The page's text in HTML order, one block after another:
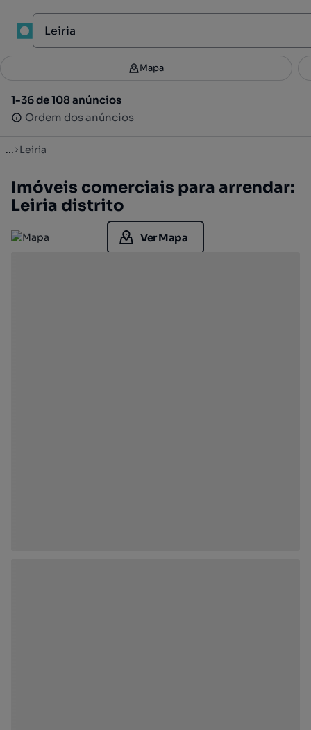
Filtros 3
1-36 de 108 anúncios
Ordem dos anúncios
Mapa
1-36 de 108 anúncios
Ordem dos anúncios
... Leiria
Imóveis comerciais para arrendar:
Leiria distrito
Ver Mapa